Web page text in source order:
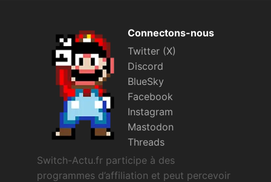
Connectons-nous
Twitter (X)
Discord
BlueSky
Facebook
Instagram
Mastodon
Threads
Switch-Actu.fr participe à des
programmes d’affiliation et peut percevoir